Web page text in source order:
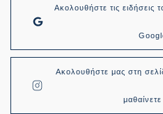
Ακολουθήστε τις
Ακολουθήστε μας στη